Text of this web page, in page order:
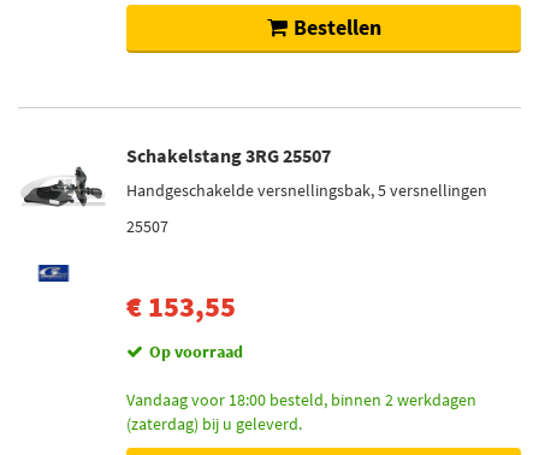
Bestellen
Schakelstang 3RG 25507
Handgeschakelde versnellingsbak, 5 versnellingen
25507
€ 153,55
Op voorraad
Vandaag voor 18:00 besteld, binnen 2 werkdagen
(zaterdag) bij u geleverd.